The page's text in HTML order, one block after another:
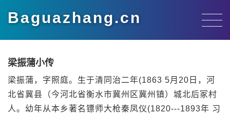
Baguazhang.cn
梁振蒲小传
梁振蒲，字照庭。生于清同治二年(1863 5月20日，河
北省冀县（今河北省衡水市冀州区冀州镇）城北后冢村
人。幼年从本乡著名镖师大枪秦凤仪(1820---1893年 习